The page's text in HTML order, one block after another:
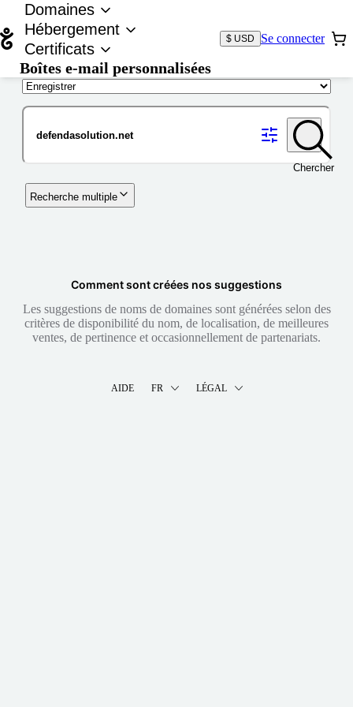
Domaines
Hébergement
Certificats
Boîtes e-mail personnalisées
$ USD Se connecter
Chercher
Recherche multiple
Comment sont créées nos suggestions
Les suggestions de noms de domaines sont générées selon des
critères de disponibilité du nom, de localisation, de meilleures
ventes, de pertinence et occasionnellement de partenariats.
AIDE FR LÉGAL